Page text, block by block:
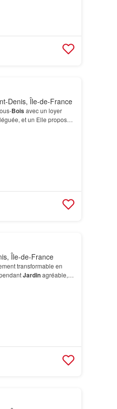
Denis, Île-de-France
Bois avec un loyer
et un Elle propose
Île-de-France
transformable en
Jardinagréable,